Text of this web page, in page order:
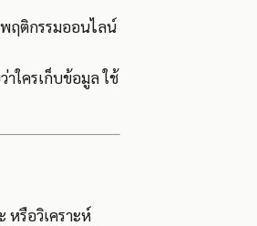
ฤติกรรมออนไลน์
าใครเก็บข้อมูล ใช้
หรือวิเคราะห์